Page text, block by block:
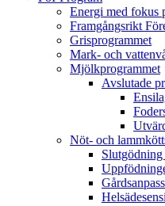
Energi med fokus
Framgångsrikt
Grisprogrammet
Mark- och
Mjölkprogrammet
Avslutade
Nöt- och